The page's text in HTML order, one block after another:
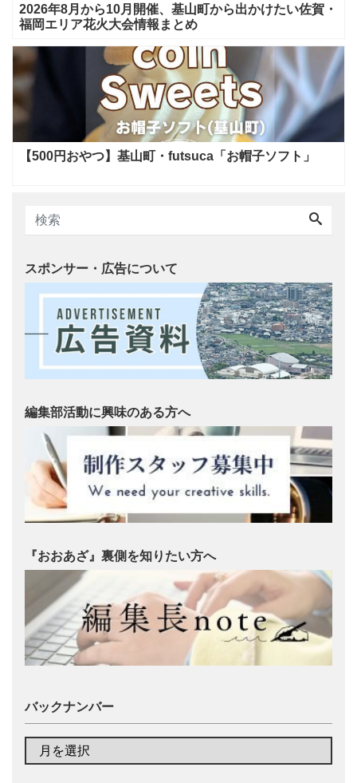
2026年8月から10月開催、基山町から出かけたい佐賀・
福岡エリア花火大会情報まとめ
【500円おやつ】基山町・futsuca「お帽子ソフト」
スポンサー・広告について
編集部活動に興味のある方へ
『おおあざ』裏側を知りたい方へ
バックナンバー